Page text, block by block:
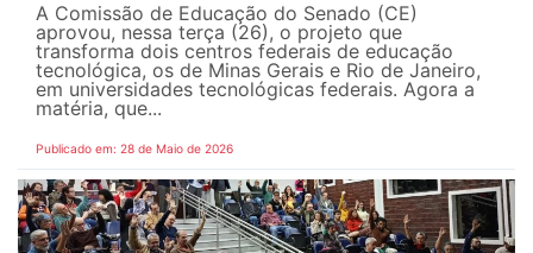
A Comissão de Educação do Senado (CE)
aprovou, nessa terça (26), o projeto que
transforma dois centros federais de educação
tecnológica, os de Minas Gerais e Rio de Janeiro,
em universidades tecnológicas federais. Agora a
matéria, que...
Publicado em: 28 de Maio de 2026